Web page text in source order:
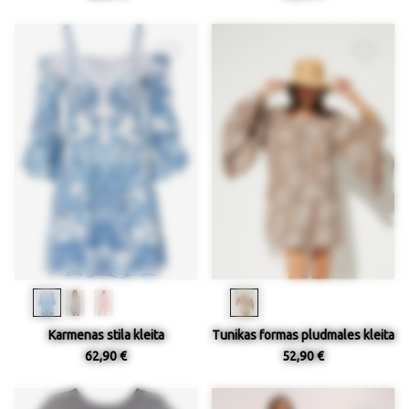
Karmenas stila kleita
62,90 €
Tunikas formas pludmales kleita
52,90 €